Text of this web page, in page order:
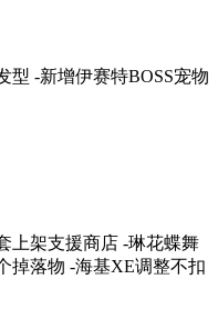
型 -新增伊赛特BOSS宠物
上架支援商店 -琳花蝶舞
掉落物 -海基XE调整不扣